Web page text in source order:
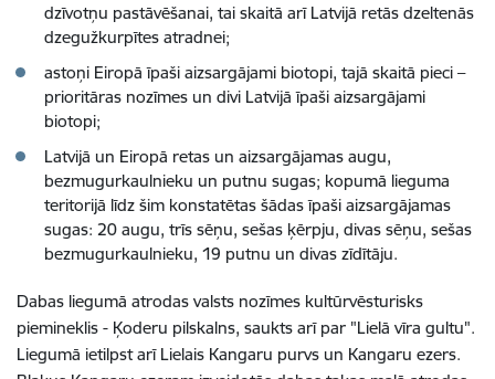
dzīvotņu pastāvēšanai, tai skaitā arī Latvijā retās dzeltenās
dzegužkurpītes atradnei;
astoņi Eiropā īpaši aizsargājami biotopi, tajā skaitā pieci –
prioritāras nozīmes un divi Latvijā īpaši aizsargājami
biotopi;
Latvijā un Eiropā retas un aizsargājamas augu,
bezmugurkaulnieku un putnu sugas; kopumā lieguma
teritorijā līdz šim konstatētas šādas īpaši aizsargājamas
sugas: 20 augu, trīs sēņu, sešas ķērpju, divas sēņu, sešas
bezmugurkaulnieku, 19 putnu un divas zīdītāju.
Dabas liegumā atrodas valsts nozīmes kultūrvēsturisks
piemineklis - Ķoderu pilskalns, saukts arī par "Lielā vīra gultu".
Liegumā ietilpst arī Lielais Kangaru purvs un Kangaru ezers.